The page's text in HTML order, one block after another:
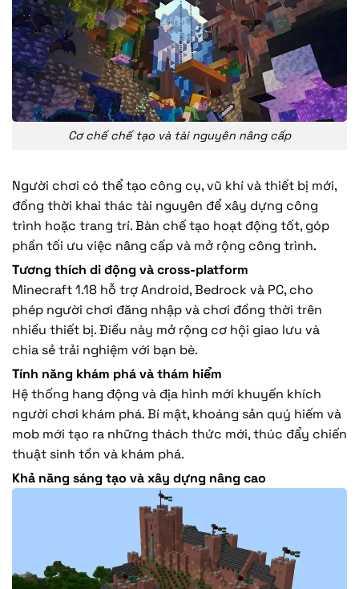
Cơ chế chế tạo và tài nguyên nâng cấp
Người chơi có thể tạo công cụ, vũ khí và thiết bị mới,
đồng thời khai thác tài nguyên để xây dựng công
trình hoặc trang trí. Bàn chế tạo hoạt động tốt, góp
phần tối ưu việc nâng cấp và mở rộng công trình.
Tương thích di động và cross-platform
Minecraft 1.18 hỗ trợ Android, Bedrock và PC, cho
phép người chơi đăng nhập và chơi đồng thời trên
nhiều thiết bị. Điều này mở rộng cơ hội giao lưu và
chia sẻ trải nghiệm với bạn bè.
Tính năng khám phá và thám hiểm
Hệ thống hang động và địa hình mới khuyến khích
người chơi khám phá. Bí mật, khoáng sản quý hiếm và
mob mới tạo ra những thách thức mới, thúc đẩy chiến
thuật sinh tồn và khám phá.
Khả năng sáng tạo và xây dựng nâng cao